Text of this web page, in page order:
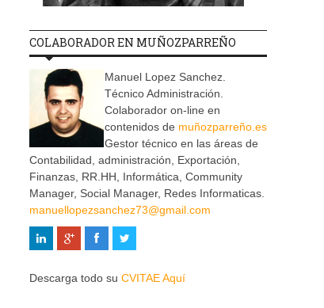
COLABORADOR EN MUÑOZPARREÑO
Manuel Lopez Sanchez.
Técnico Administración.
Colaborador on-line en
contenidos de muñozparreño.es
Gestor técnico en las áreas de
Contabilidad, administración, Exportación,
Finanzas, RR.HH, Informática, Community
Manager, Social Manager, Redes Informaticas.
manuellopezsanchez73@gmail.com
Descarga todo su CVITAE Aquí